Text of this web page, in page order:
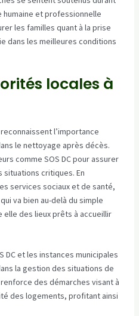
humaine et professionnelle
les familles quant à la prise
dans les meilleures conditions
locales à
l’importance
le nettoyage après décès.
comme SOS DC pour assurer
situations critiques. En
services sociaux et de santé,
va bien au-delà du simple
des lieux prêts à accueillir
DC et les instances municipales
la gestion des situations de
des démarches visant à
des logements, profitant ainsi